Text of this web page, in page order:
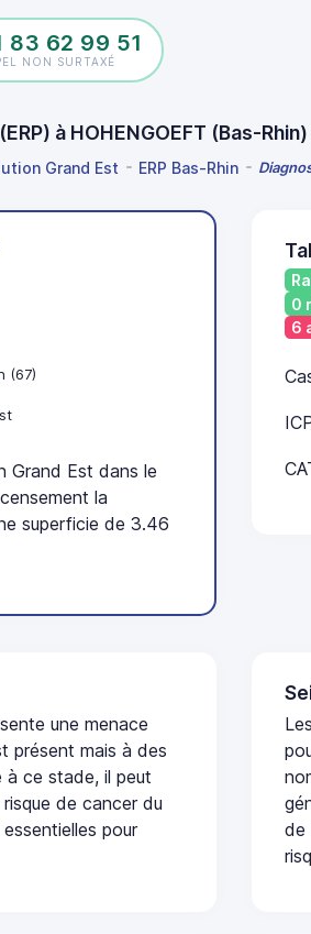
83 62 99 51
NON SURTAXÉ
à HOHENGOEFT (Bas-Rhin)
Grand Est ERP Bas-Rhin
(67)
Grand Est dans le
la
superficie de 3.46
0
6
une menace
présent mais à des
à ce stade, il peut
de cancer du
pour
de